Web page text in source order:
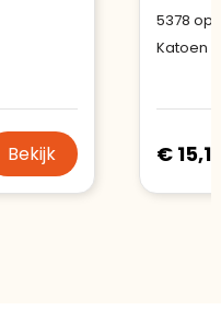
Bekijk
5378 op
Katoen
€